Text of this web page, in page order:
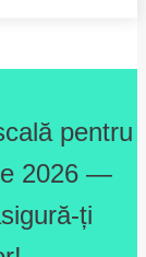
pentru
2026 —
ți